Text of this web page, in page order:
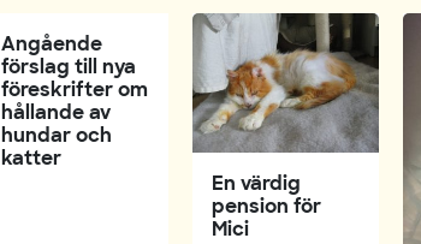
Angående
förslag till nya
föreskrifter om
hållande av
hundar och
katter
En värdig
pension för
Mici